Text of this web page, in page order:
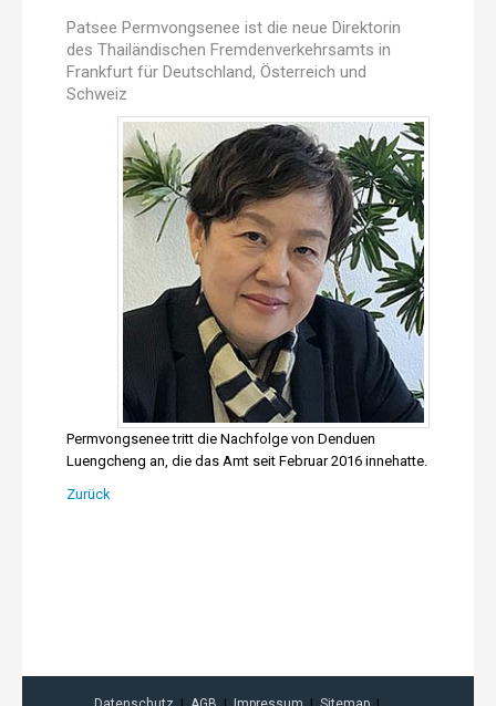
Patsee Permvongsenee ist die neue Direktorin
des Thailändischen Fremdenverkehrsamts in
Frankfurt für Deutschland, Österreich und
Schweiz
Permvongsenee tritt die Nachfolge von Denduen
Luengcheng an, die das Amt seit Februar 2016 innehatte.
Zurück